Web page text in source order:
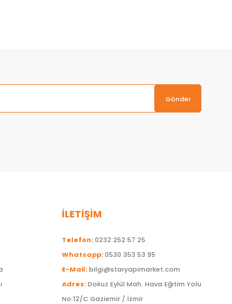
Gönder
İLETİŞİM
Telefon:0232 252 57 25
Whatsapp:0530 353 53 95
E-Mail:bilgi@staryapimarket.com
Adres:Dokuz Eylül Mah. Hava Eğitim Yolu
No:12/C Gaziemir / İzmir